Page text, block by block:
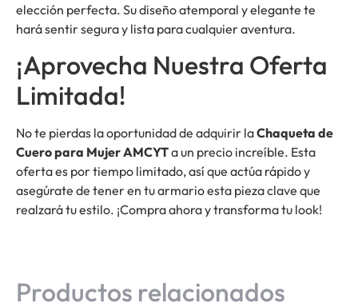
elección perfecta. Su diseño atemporal y elegante te
hará sentir segura y lista para cualquier aventura.
¡Aprovecha Nuestra Oferta
Limitada!
No te pierdas la oportunidad de adquirir laChaqueta de
Cuero para Mujer AMCYTa un precio increíble. Esta
oferta es por tiempo limitado, así que actúa rápido y
asegúrate de tener en tu armario esta pieza clave que
realzará tu estilo. ¡Compra ahora y transforma tu look!
Productos relacionados